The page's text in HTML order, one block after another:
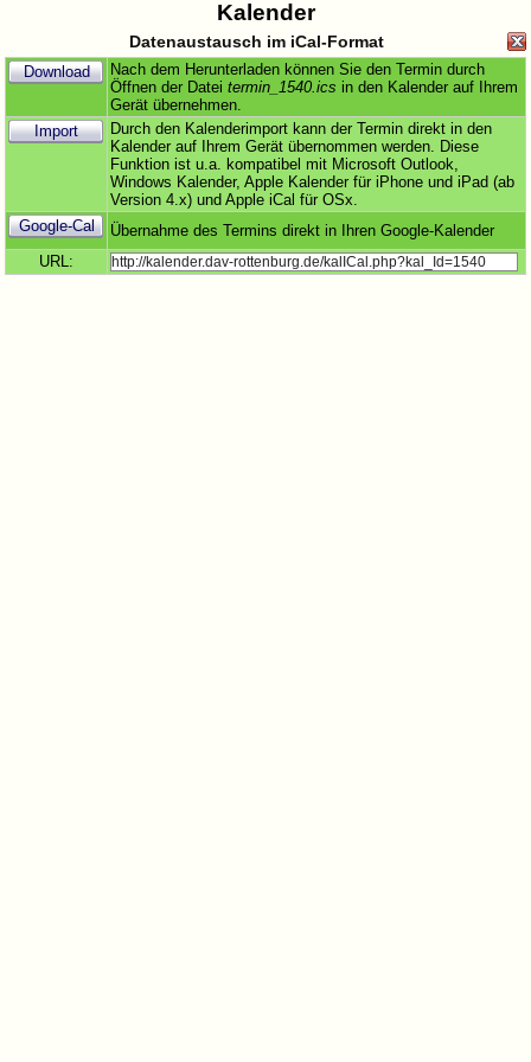
Kalender
Datenaustausch im iCal-Format
Download
Nach dem Herunterladen können Sie den Termin durch
Öffnen der Dateitermin_1540.ics in den Kalender auf Ihrem
Gerät übernehmen.
Import
Durch den Kalenderimport kann der Termin direkt in den
Kalender auf Ihrem Gerät übernommen werden. Diese
Funktion ist u.a. kompatibel mit Microsoft Outlook,
Windows Kalender, Apple Kalender für iPhone und iPad (ab
Version 4.x) und Apple iCal für OSx.
Google-Cal
Übernahme des Termins direkt in Ihren Google-Kalender
URL: